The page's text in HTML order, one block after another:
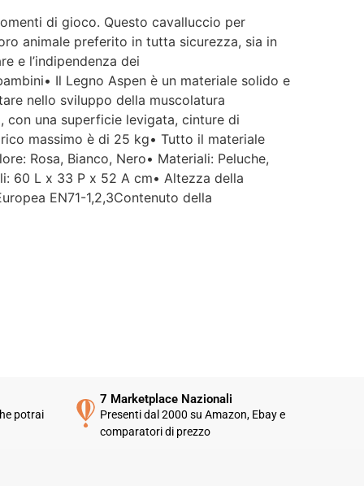
di gioco. Questo cavalluccio per
animale preferito in tutta sicurezza, sia in
e l’indipendenza dei
Il Legno Aspen è un materiale solido e
nello sviluppo della muscolatura
con una superficie levigata, cinture di
massimo è di 25 kg• Tutto il materiale
Rosa, Bianco, Nero• Materiali: Peluche,
60 L x 33 P x 52 A cm• Altezza della
EN71-1,2,3Contenuto della
potrai
7 Marketplace Nazionali
Presenti dal 2000 su Amazon, Ebay e
comparatori di prezzo